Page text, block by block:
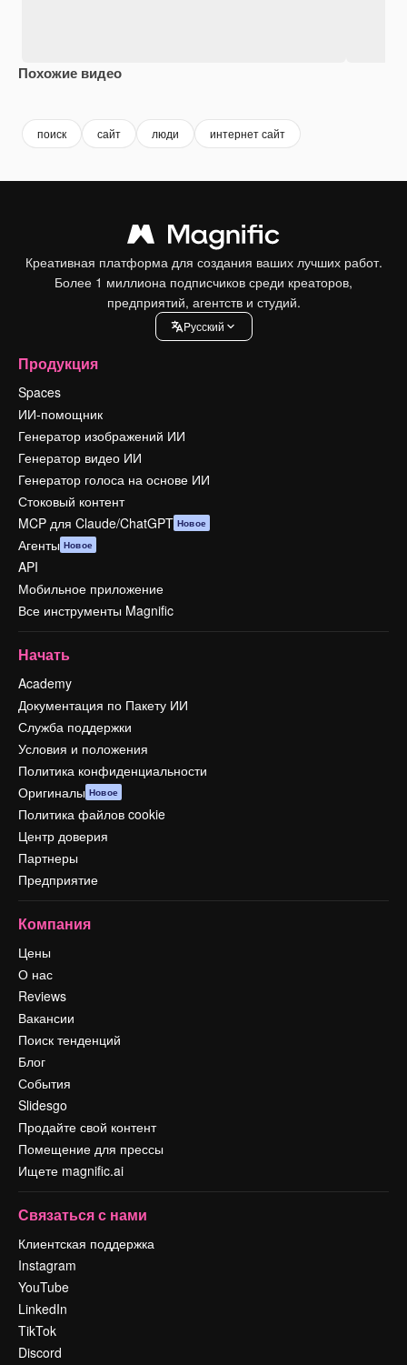
Похожие видео
поиск сайт люди интернет сайт
Креативная платформа для создания ваших лучших работ.
Более 1 миллиона подписчиков среди креаторов,
предприятий, агентств и студий.
Pусский
Продукция
Spaces
ИИ-помощник
Генератор изображений ИИ
Генератор видео ИИ
Генератор голоса на основе ИИ
Стоковый контент
MCP для Claude/ChatGPT Новое
Агенты Новое
API
Мобильное приложение
Все инструменты Magnific
Начать
Academy
Документация по Пакету ИИ
Служба поддержки
Условия и положения
Политика конфиденциальности
Оригиналы Новое
Политика файлов cookie
Центр доверия
Партнеры
Предприятие
Компания
Цены
О нас
Reviews
Вакансии
Поиск тенденций
Блог
События
Slidesgo
Продайте свой контент
Помещение для прессы
Ищете magnific.ai
Связаться с нами
Клиентская поддержка
Instagram
YouTube
LinkedIn
TikTok
Discord